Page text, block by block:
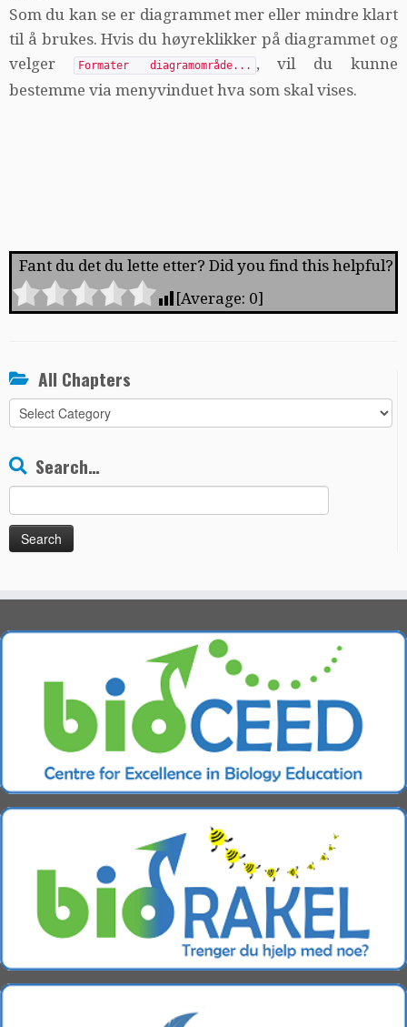
Som du kan se er diagrammet mer eller mindre klart
til å brukes. Hvis du høyreklikker på diagrammet og
velger
Formater diagramområde... , vil du kunne
bestemme via menyvinduet hva som skal vises.
Fant du det du lette etter? Did you find this helpful?
[Average: 0]
All Chapters
All
Chapters
Search…
for: